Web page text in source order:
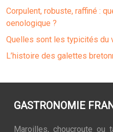
Corpulent, robuste, raffiné :
oenologique ?
Quelles sont les typicités du
L’histoire des galettes
GASTRONOMIE
Maroilles, choucroute ou